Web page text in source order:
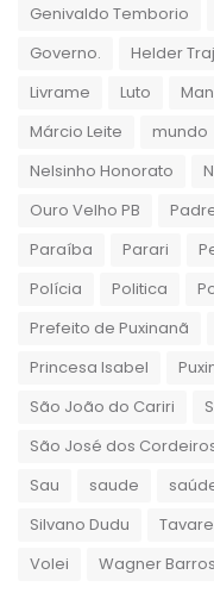
Genivaldo Temborio
Governo.
Helder
Livrame
Luto
Márcio Leite
mundo
Nelsinho Honorato
Ouro Velho PB
Paraíba
Parari
Polícia
Politica
Prefeito de Puxinanã
Princesa Isabel
São João do Cariri
São José dos
Sau
saude
Silvano Dudu
Volei
Wagner Barros